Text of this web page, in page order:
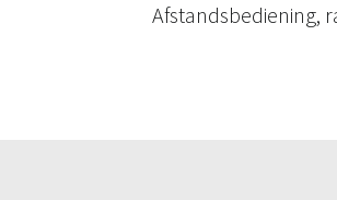
Afstandsbediening,